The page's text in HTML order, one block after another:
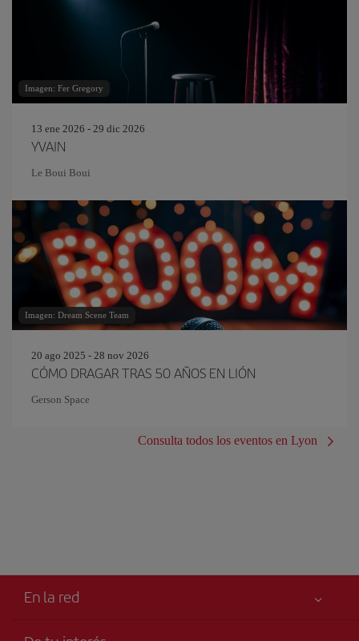
Imagen: Fer Gregory
13 ene 2026 - 29 dic 2026
YVAIN
Le Boui Boui
Imagen: Dream Scene Team
20 ago 2025 - 28 nov 2026
CÓMO DRAGAR TRAS 50 AÑOS EN LIÓN
Gerson Space
Consulta todos los eventos en Lyon
En la red